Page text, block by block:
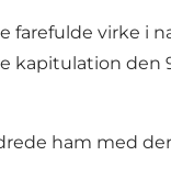
virke i
ham med